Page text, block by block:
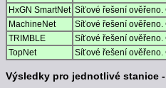
HxGN SmartNet Síťové řešení ověřeno.
MachineNet
Síťové řešení ověřeno.
TRIMBLE
Síťové řešení ověřeno.
TopNet
Síťové řešení ověřeno.
Výsledky pro jednotlivé stanice